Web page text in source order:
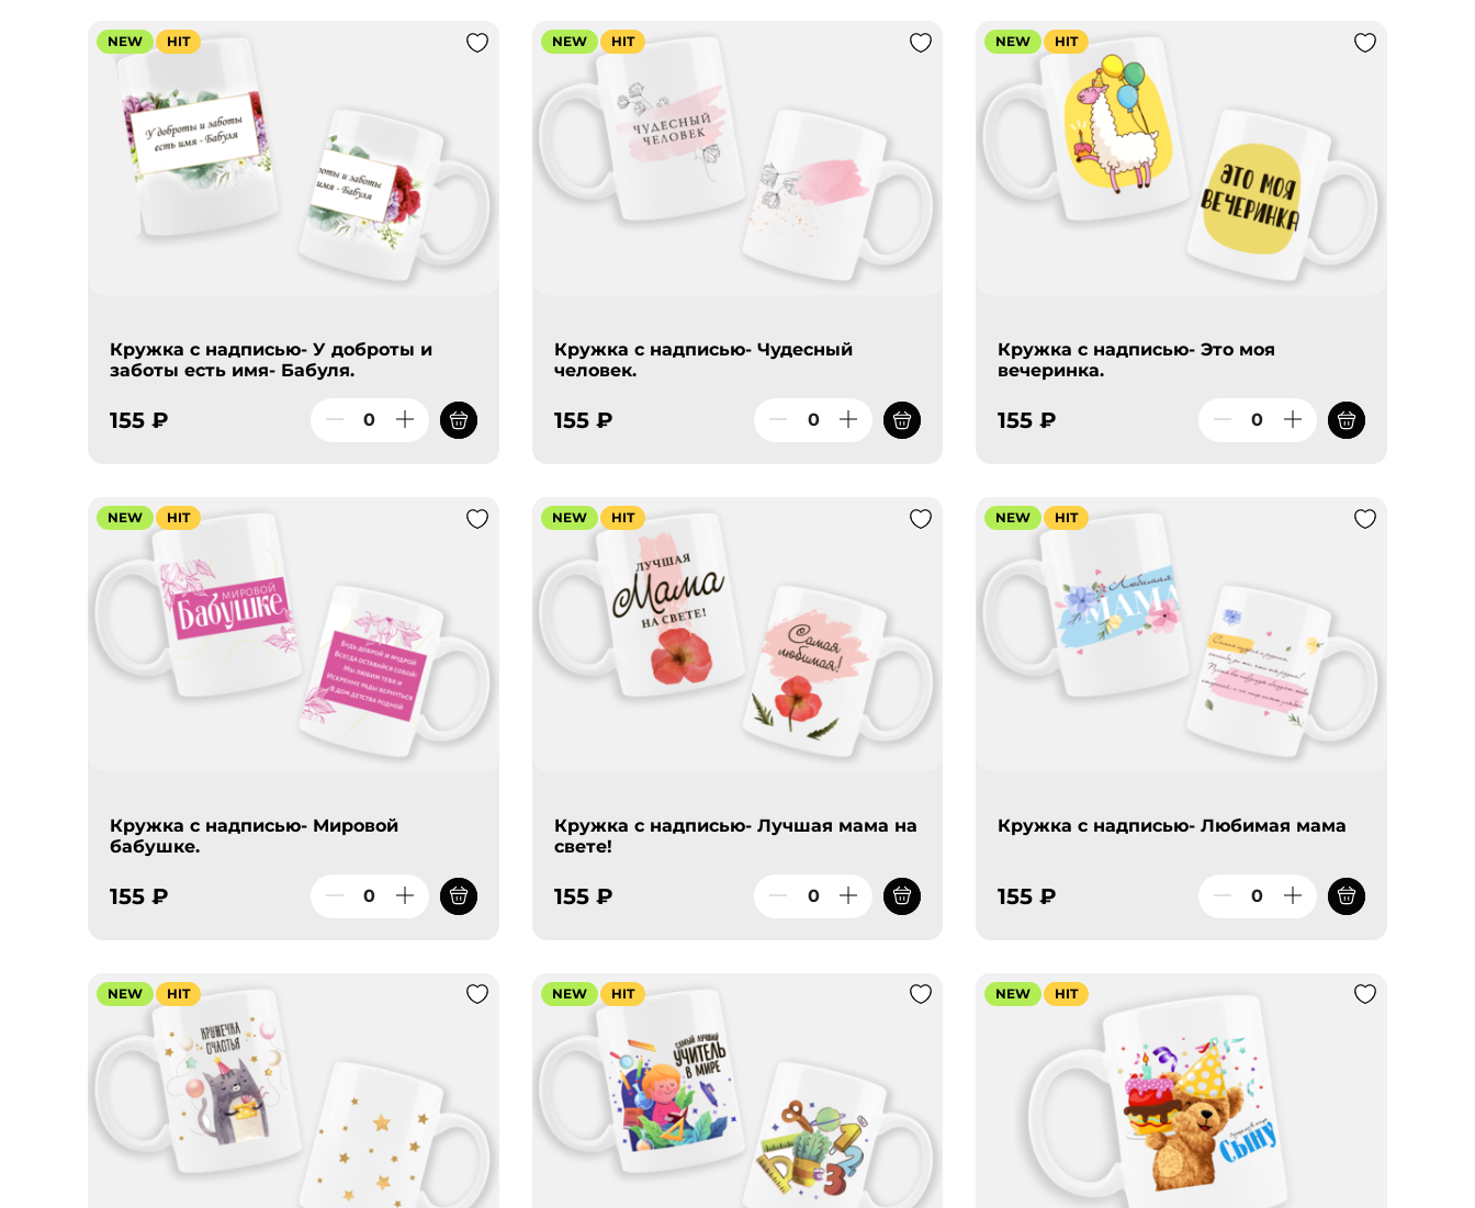
NEW HIT
Кружка с надписью- У доброты и
заботы есть имя- Бабуля.
155 ₽
NEW HIT
Кружка с надписью- Чудесный
человек.
155 ₽
NEW HIT
Кружка с надписью- Это моя
вечеринка.
155 ₽
NEW HIT
Кружка с надписью- Мировой
бабушке.
155 ₽
NEW HIT
Кружка с надписью- Лучшая мама на
свете!
155 ₽
NEW HIT
Кружка с надписью- Любимая мама
155 ₽
NEW HIT NEW HIT NEW HIT